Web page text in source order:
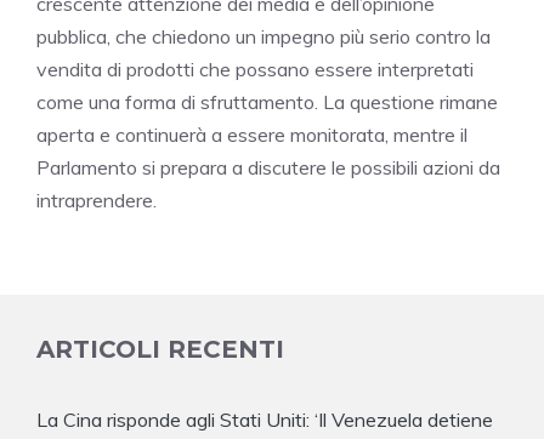
pubblica, che chiedono un impegno più serio contro la
vendita di prodotti che possano essere interpretati
come una forma di sfruttamento. La questione rimane
aperta e continuerà a essere monitorata, mentre il
Parlamento si prepara a discutere le possibili azioni da
intraprendere.
ARTICOLI RECENTI
La Cina risponde agli Stati Uniti: ‘Il Venezuela detiene